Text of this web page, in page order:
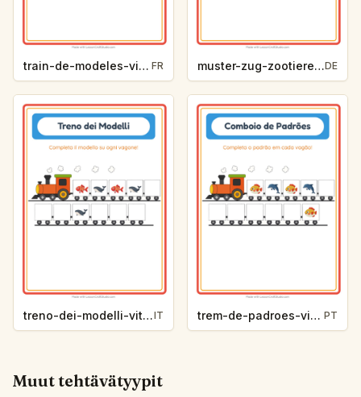
train-de-modeles-vie-oceanique-972b FR muster-zug-zootiere-cfc1DE
treno-dei-modelli-vita-oceanica-7803IT trem-de-padroes-vida-marinha-5a90 PT
Muut tehtävätyypit